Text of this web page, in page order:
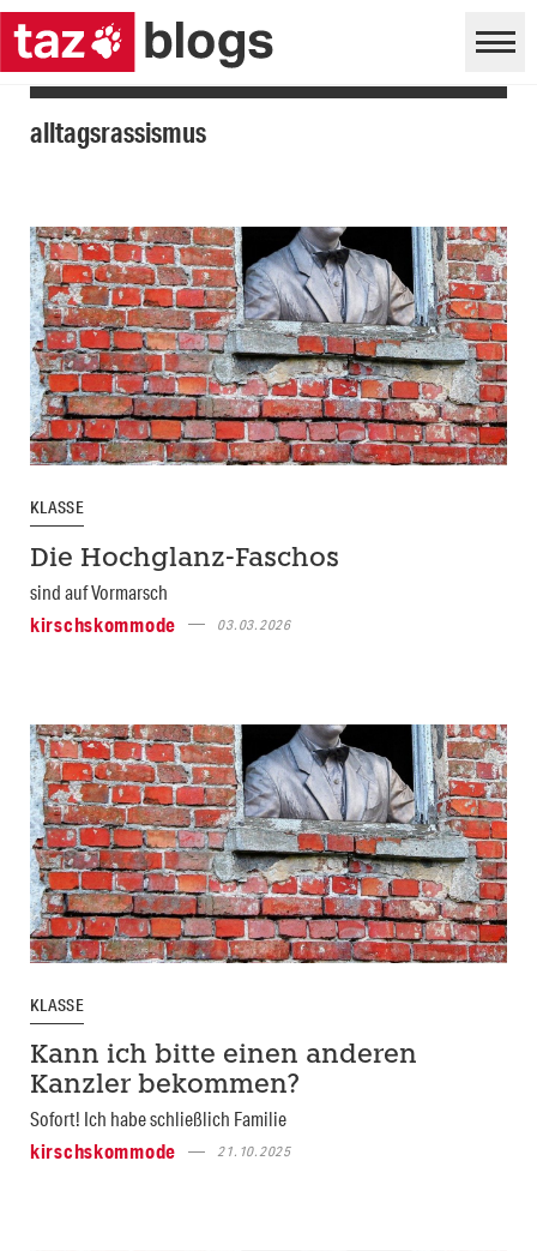
alltagsrassismus
KLASSE
Die Hochglanz-Faschos
sind auf Vormarsch
kirschskommode
03.03.2026
KLASSE
Kann ich bitte einen anderen
Kanzler bekommen?
Sofort! Ich habe schließlich Familie
kirschskommode
21.10.2025